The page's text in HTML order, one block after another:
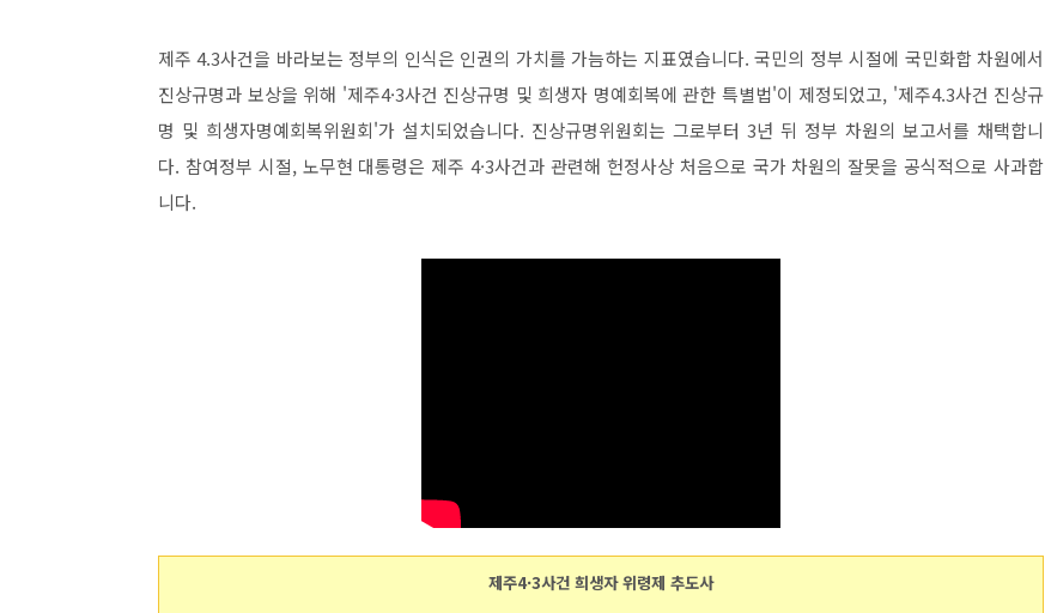
제주 4.3사건을 바라보는 정부의 인식은 인권의 가치를 가늠하는 지표였습니다. 국민의 정부 시절에 국민화합 차원에서
진상규명과 보상을 위해 '제주4·3사건 진상규명 및 희생자 명예회복에 관한 특별법'이 제정되었고, '제주4.3사건 진상규
명 및 희생자명예회복위원회'가 설치되었습니다. 진상규명위원회는 그로부터 3년 뒤 정부 차원의 보고서를 채택합니
다. 참여정부 시절, 노무현 대통령은 제주 4·3사건과 관련해 헌정사상 처음으로 국가 차원의 잘못을 공식적으로 사과합
니다.
제주4·3사건 희생자 위령제 추도사